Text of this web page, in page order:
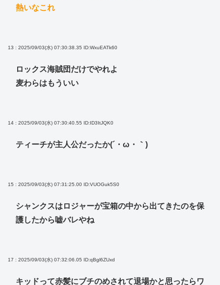
熱いなこれ
13 : 2025/09/03(水) 07:30:38.35 ID:WxuEATk60
ロックス海賊団だけでやれよ
麦わらはもういい
14 : 2025/09/03(水) 07:30:40.55 ID:ID3ItJQK0
ティーチが主人公だったか(´・ω・｀)
15 : 2025/09/03(水) 07:31:25.00 ID:VUOGuk5S0
シャンクスはロジャーが宝箱の中から出てきたのを保
護したから嘘バレやね
17 : 2025/09/03(水) 07:32:06.05 ID:qBgl6ZUxd
キッドって赤髪にブチのめされて退場かと思ったらワ